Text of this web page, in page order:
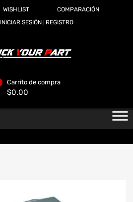
WISHLIST
COMPARACIÓN
INICIAR SESIÓN REGISTRO
Carrito de compra
$0.00